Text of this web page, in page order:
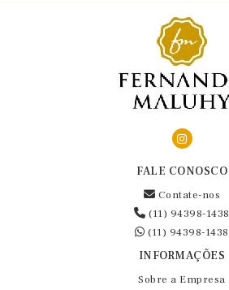
FALE CONOSCO
Contate-nos
(11) 94398-1438
(11) 94398-1438
INFORMAÇÕES
Sobre a Empresa